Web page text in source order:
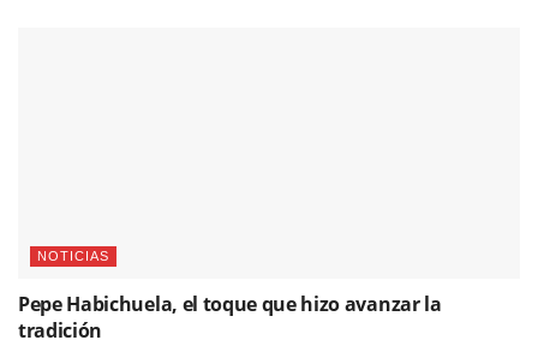
NOTICIAS
Pepe Habichuela, el toque que hizo avanzar la
tradición